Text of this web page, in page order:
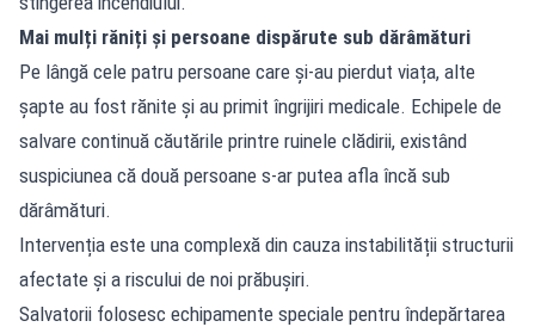
Mai mulți răniți și persoane dispărute sub dărâmături
Pe lângă cele patru persoane care și-au pierdut viața, alte
șapte au fost rănite și au primit îngrijiri medicale. Echipele de
salvare continuă căutările printre ruinele clădirii, existând
suspiciunea că două persoane s-ar putea afla încă sub
dărâmături.
Intervenția este una complexă din cauza instabilității structurii
afectate și a riscului de noi prăbușiri.
Salvatorii folosesc echipamente speciale pentru îndepărtarea